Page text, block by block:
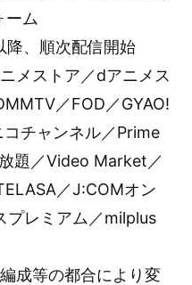
ーム
降、順次配信開始
メストア／dアニメス
／FOD／GYAO!
チャンネル／Prime
題／Video Market／
／J:COMオン
プレミアム／milplus
成等の都合により変